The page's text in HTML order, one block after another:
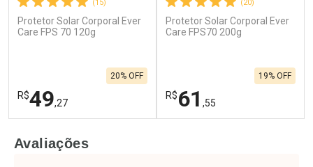
(15)
Protetor Solar Corporal Ever
Care FPS 70 120g
R$49,27
20% OFF
(20)
Protetor Solar Corporal Ever
Care FPS70 200g
R$61 ,55
19% OFF
Avaliações